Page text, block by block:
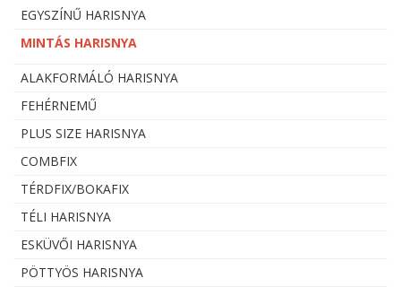
EGYSZÍNŰ HARISNYA
MINTÁS HARISNYA
ALAKFORMÁLÓ HARISNYA
FEHÉRNEMŰ
PLUS SIZE HARISNYA
COMBFIX
TÉRDFIX/BOKAFIX
TÉLI HARISNYA
ESKÜVŐI HARISNYA
PÖTTYÖS HARISNYA